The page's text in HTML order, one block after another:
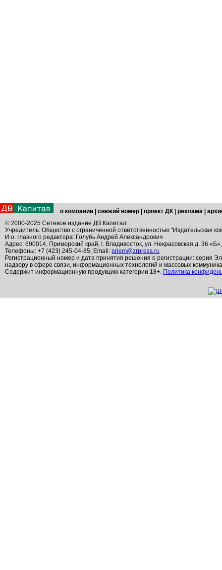
о компании свежий номер проект ДК реклама
© 2000-2025 Сетевое издание ДВ Капитал
Учредитель: Общество с ограниченной ответственностью "Издательская
И.о. главного редактора: Голубь Андрей Александрович
Адрес: 690014, Приморский край, г. Владивосток, ул. Некрасовская д. 36
Телефоны: +7 (423) 245-04-85; Email: priem@zrpress.ru
Регистрационный номер и дата принятия решения о регистрации: серия
надзору в сфере связи, информационных технологий и массовых
Содержит информационную продукцию категории 18+. Политика